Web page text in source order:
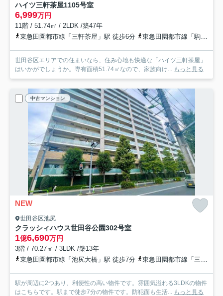
ハイツ三軒茶屋1105号室
6,999万円
11階 / 51.74㎡ / 2LDK /築47年
東急田園都市線「三軒茶屋」駅 徒歩6分
東急田園都市線「駒沢大学」駅 徒歩17分
世田谷区エリアでの住まいなら、住み心地も快適な「ハイツ三軒茶屋」
はいかがでしょうか。専有面積51.74㎡なので、家族向け...
もっと見る
中古マンション
NEW
世田谷区池尻
クラッシィハウス世田谷公園302号室
1億6,690万円
3階 / 70.27㎡ / 3LDK /築13年
東急田園都市線「池尻大橋」駅 徒歩7分
東急田園都市線「三軒茶屋」駅 徒歩10分
駅が周辺に2つあり、利便性の高い物件です。雰囲気溢れる3LDKの物件
はこちらです。駅まで徒歩7分の物件です。防犯面も生活... もっと見る